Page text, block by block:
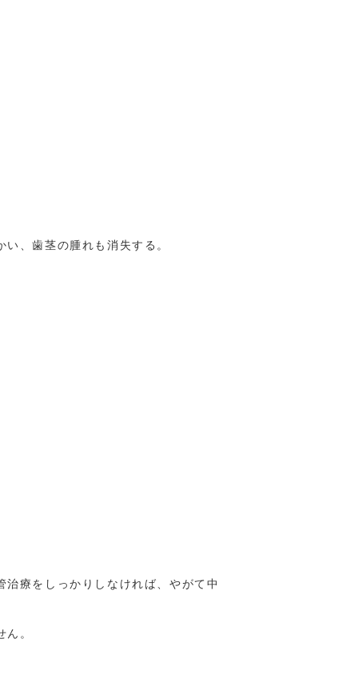
、歯茎の腫れも消失する。
療をしっかりしなければ、やがて中
。